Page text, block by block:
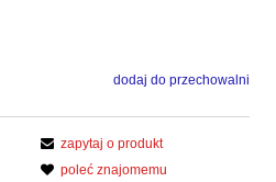
dodaj do przechowalni
zapytaj o produkt
poleć znajomemu